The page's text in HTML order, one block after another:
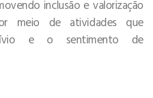
inclusão e valorização
meio de atividades que
e o sentimento de